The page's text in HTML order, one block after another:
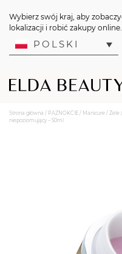
Wybierz swój kraj, aby
lokalizacji i robić zakupy online.
POLSKI
Strona główna / PAZNOKCIE / Manicure / Żele
niepoziomujący – 50ml